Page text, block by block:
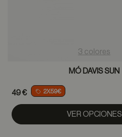
3 colores
MÓ DAVIS SUN
49 € 2X59€
VER OPCIONES